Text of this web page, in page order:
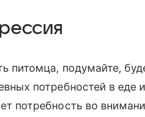
питомца, подумайте,
потребностей в еде
потребность во